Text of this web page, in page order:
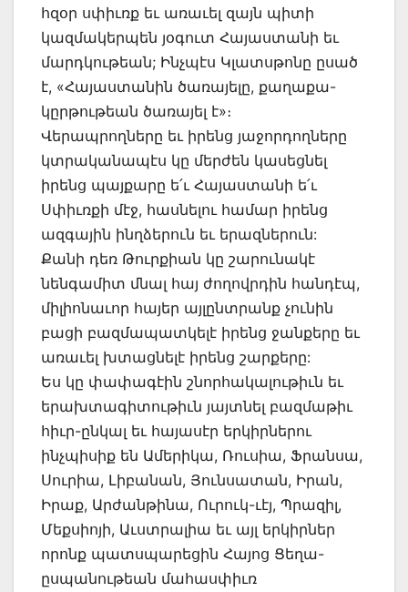
հզօր սփիւռք եւ առաւել զայն պիտի
կազմակերպեն յօգուտ Հայաստանի եւ
մարդկութեան; Ինչպէս Կլատսթոնը ըսած
է, «Հայաստանին ծառայելը, քաղաքա-
կըրթութեան ծառայել է»։
Վերապրողները եւ իրենց յաջորդողները
կտրականապէս կը մերժեն կասեցնել
իրենց պայքարը ե՛ւ Հայաստանի ե՛ւ
Սփիւռքի մէջ, հասնելու համար իրենց
ազգային ինղձերուն եւ երազներուն:
Քանի դեռ Թուրքիան կը շարունակէ
նենգամիտ մնալ հայ ժողովրդին հանդէպ,
միլիոնաւոր հայեր այլընտրանք չունին
բացի բազմապատկելէ իրենց ջանքերը եւ
առաւել խտացնելէ իրենց շարքերը:
Ես կը փափագէին շնորհակալութիւն եւ
երախտագիտութիւն յայտնել բազմաթիւ
հիւր-ընկալ եւ հայասէր երկիրներու
ինչպիսիք են Ամերիկա, Ռուսիա, Ֆրանսա,
Սուրիա, Լիբանան, Յունսատան, Իրան,
Իրաք, Արժանթինա, Ուրուկ-ւէյ, Պրազիլ,
Մեքսիոյի, Աւստրալիա եւ այլ երկիրներ
որոնք պատսպարեցին Հայոց Ցեղա-
ըսպանութեան մահասփիւռ